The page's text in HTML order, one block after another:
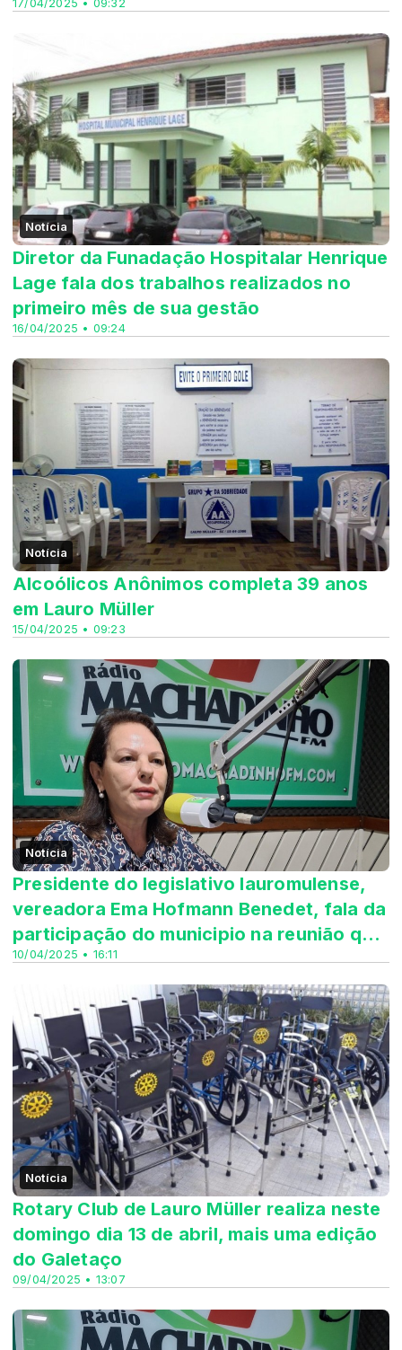
17/04/2025 • 09:32
Notícia
16/04/2025 • 09:24
Diretor da Funadação Hospitalar Henrique
Lage fala dos trabalhos realizados no
primeiro mês de sua gestão
Notícia
15/04/2025 • 09:23
Alcoólicos Anônimos completa 39 anos
em Lauro Müller
Notícia
10/04/2025 • 16:11
Presidente do legislativo lauromulense,
vereadora Ema Hofmann Benedet, fala da
participação do municipio na reunião q...
Notícia
09/04/2025 • 13:07
Rotary Club de Lauro Müller realiza neste
domingo dia 13 de abril, mais uma edição
do Galetaço